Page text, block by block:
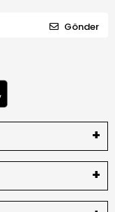
Gönder